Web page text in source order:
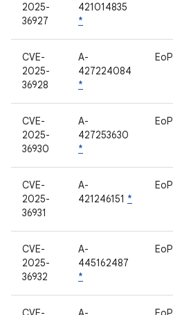
2025-
36927
421014835
*
CVE-
2025-
36928
A-
427224084
*
EoP
CVE-
2025-
36930
A-
427253630
*
EoP
CVE-
2025-
36931
A-
421246151 *
EoP
CVE-
2025-
36932
A-
445162487
*
EoP